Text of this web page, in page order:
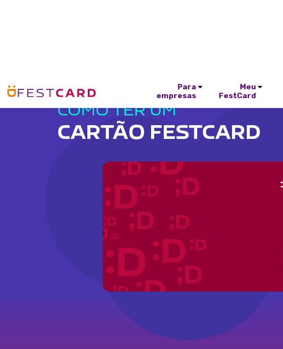
Para
empresas
Meu
FestCard
COMO TER UM
CARTÃO FESTCARD